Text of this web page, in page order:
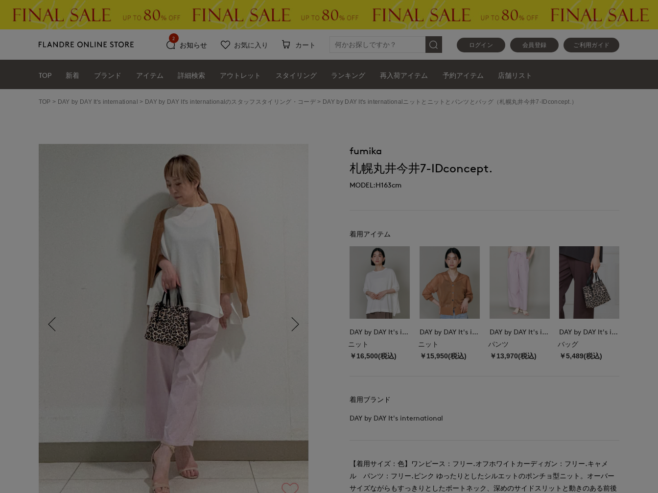
ログイン 会員登録 ご利用ガイド
お知らせ
2
お気に入り カート
TOP 新着 ブランド アイテム 詳細検索 アウトレット スタイリング ランキング 再入荷アイテム 予約アイテム 店舗リスト
TOP DAY by DAY It's international DAY by DAY It's internationalのスタッフスタイリング・コーデ DAY by DAY It's internationalニットとニットとパンツとバッグ（札幌丸井今井7-IDconcept.）
fumika
札幌丸井今井7-IDconcept.
MODEL:H163cm
着用アイテム
DAY by DAY It's international
ニット
￥16,500(税込)
DAY by DAY It's international
ニット
￥15,950(税込)
DAY by DAY It's international
パンツ
￥13,970(税込)
DAY by DAY It's international
バッグ
￥5,489(税込)
着用ブランド
DAY by DAY It's international
【着用サイズ：色】ワンピース：フリー.オフホワイトカーディガン：フリー.キャメ
ル パンツ：フリー.ピンク ゆったりとしたシルエットのポンチョ型ニット。オーバー
サイズながらもすっきりとしたボートネック、深めのサイドスリットと動きのある前後